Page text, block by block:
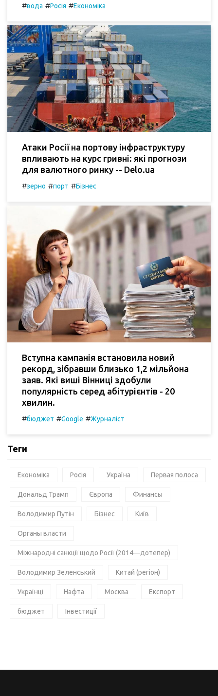
#вода #Росія #Економіка
Атаки Росії на портову інфраструктуру
впливають на курс гривні: які прогнози
для валютного ринку -- Delo.ua
#зерно #порт #Бізнес
Вступна кампанія встановила новий
рекорд, зібравши близько 1,2 мільйона
заяв. Які виші Вінниці здобули
популярність серед абітурієнтів - 20
хвилин.
#бюджет #Google #Журналіст
Теги
Економіка Росія Україна Первая полоса
Дональд Трамп Європа Финансы
Володимир Путін Бізнес Київ
Органы власти
Міжнародні санкції щодо Росії (2014—дотепер)
Володимир Зеленський Китай (регіон)
Українці Нафта Москва Експорт
бюджет Інвестиції